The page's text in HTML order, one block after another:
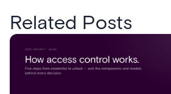
Related Posts